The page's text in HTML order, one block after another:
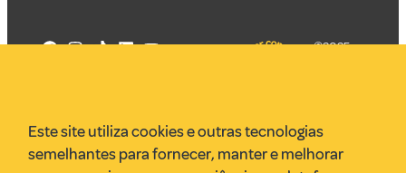
VR Assessoria
Parcerias
©2025
Este site utiliza cookies e outras tecnologias
semelhantes para fornecer, manter e melhorar